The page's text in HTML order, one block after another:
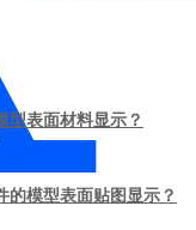
型表面材料显示？
的模型表面贴图显示？